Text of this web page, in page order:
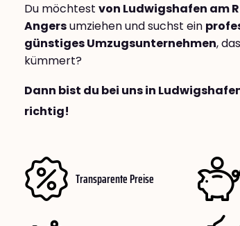
Du möchtest von Ludwigshafen am
Angersumziehen und suchst ein
günstiges Umzugsunternehmen,
kümmert?
Dann bist du bei uns in
richtig!
Transparente Preise